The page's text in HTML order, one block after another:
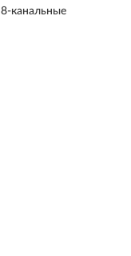
8-канальные